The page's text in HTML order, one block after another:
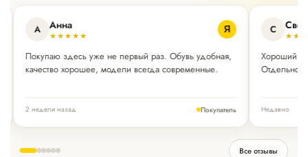
А Анна
★★★★★
Я
Покупаю здесь уже не первый раз. Обувь удобная,
качество хорошее, модели всегда современные.
2 недели назад Покупатель
С
Хороший
Отдельное
Недавно
Все отзывы